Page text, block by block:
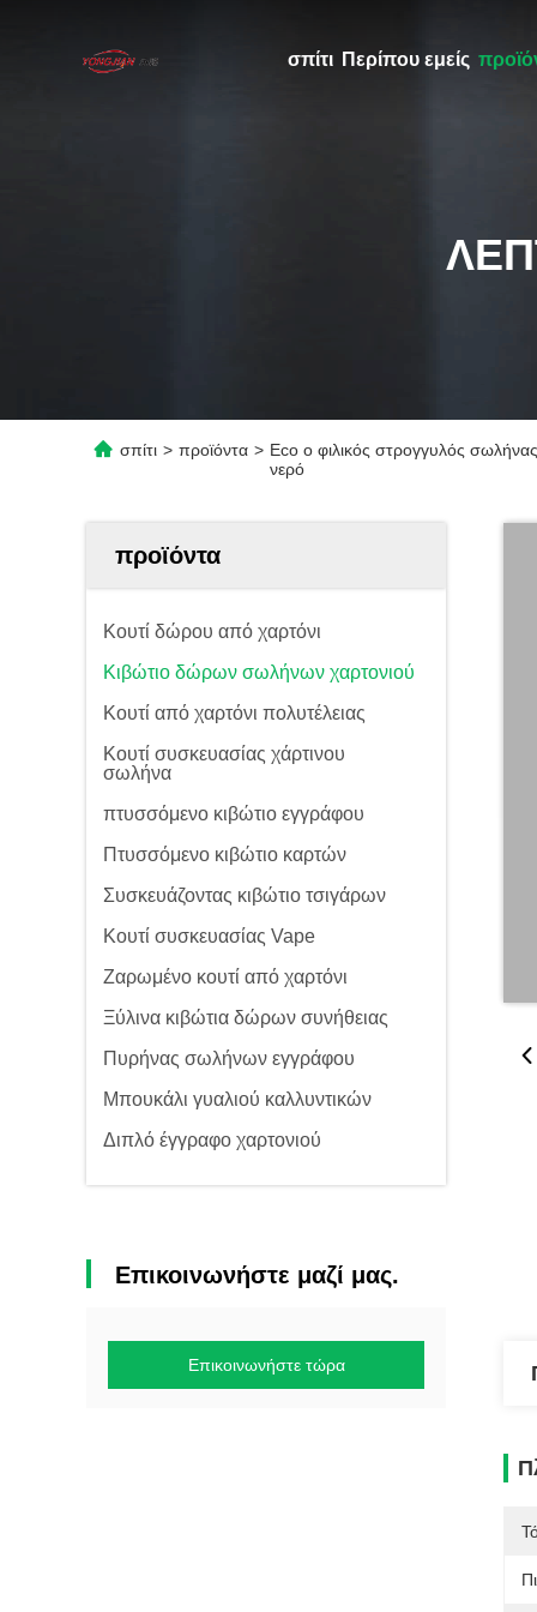
σπίτι Περίπου εμείς
σπίτι > προϊόντα > Eco ο φιλικός στρογγυλός
νερό
προϊόντα
Κουτί δώρου από χαρτόνι
Κιβώτιο δώρων σωλήνων χαρτονιού
Κουτί από χαρτόνι πολυτέλειας
Κουτί συσκευασίας χάρτινου
σωλήνα
πτυσσόμενο κιβώτιο εγγράφου
Πτυσσόμενο κιβώτιο καρτών
Συσκευάζοντας κιβώτιο τσιγάρων
Κουτί συσκευασίας Vape
Ζαρωμένο κουτί από χαρτόνι
Ξύλινα κιβώτια δώρων συνήθειας
Πυρήνας σωλήνων εγγράφου
Μπουκάλι γυαλιού καλλυντικών
Διπλό έγγραφο χαρτονιού
Επικοινωνήστε μαζί μας.
Επικοινωνήστε τώρα